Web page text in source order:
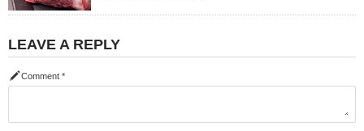
LEAVE A REPLY
Comment *